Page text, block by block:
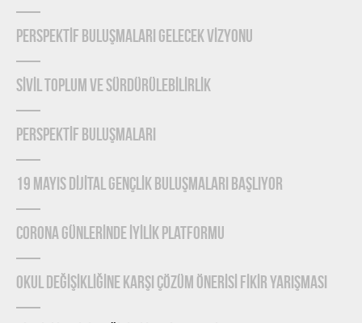
PERSPEKTİF BULUŞMALARI GELECEK VİZYONU
SİVİL TOPLUM VE SÜRDÜRÜLEBİLİRLİK
PERSPEKTİF BULUŞMALARI
19 MAYIS DİJİTAL GENÇLİK BULUŞMALARI BAŞLIYOR
CORONA GÜNLERİNDE İYİLİK PLATFORMU
OKUL DEĞİŞİKLİĞİNE KARŞI ÇÖZÜM ÖNERİSİ FİKİR YARIŞMASI